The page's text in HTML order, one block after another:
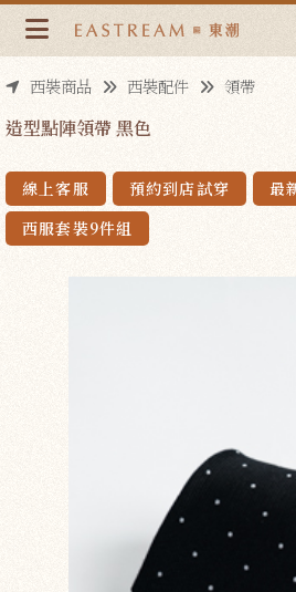
造型點陣領帶 黑色 | 東潮時裝西服
西裝商品 西裝配件 領帶
造型點陣領帶 黑色
線上客服 預約到店試穿
最
西服套裝9件組